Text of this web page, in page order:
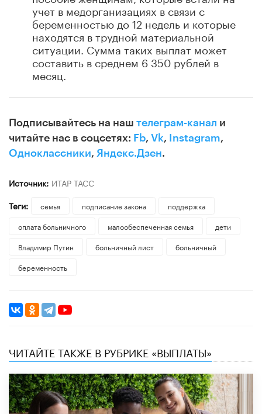
учет в медорганизациях в связи с
беременностью до 12 недель и которые
находятся в трудной материальной
ситуации. Сумма таких выплат может
составить в среднем 6 350 рублей в
месяц.
Подписывайтесь на наш телеграм-канал и
читайте нас в соцсетях: Fb, Vk, Instagram,
Одноклассники, Яндекс.Дзен.
Источник: ИТАР ТАСС
Теги:
семья подписание закона
поддержка
оплата больничного
малообеспеченная семья
дети
Владимир Путин
больничный лист
больничный
беременность
ЧИТАЙТЕ ТАКЖЕ В РУБРИКЕ «ВЫПЛАТЫ»